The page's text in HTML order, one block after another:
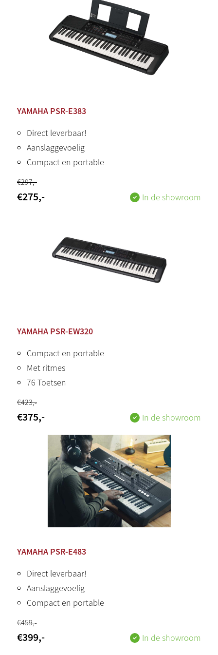
YAMAHA PSR-E383
Direct leverbaar!
Aanslaggevoelig
Compact en portable
€297,-
€275,- In de showroom
YAMAHA PSR-EW320
Compact en portable
Met ritmes
76 Toetsen
€423,-
€375,- In de showroom
YAMAHA PSR-E483
Direct leverbaar!
Aanslaggevoelig
Compact en portable
€459,-
€399,- In de showroom